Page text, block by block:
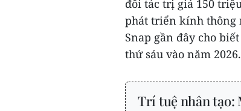
đối tác trị giá 150
phát triển kính thông
Snap gần đây cho
thứ sáu vào năm
Trí tuệ nhân tạo: